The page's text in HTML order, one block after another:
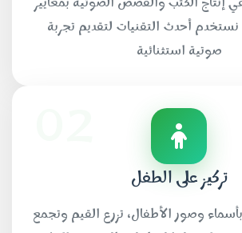
نستخدم أحدث التقنيات لتقديم تجربة
صوتية استثنائية
تركيز على الطفل
وصور الأطفال، تزرع القيم وتجمع